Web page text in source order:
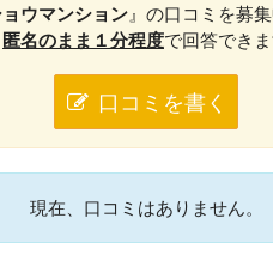
ウマンション』の口コミを募集
匿名のまま１分程度で回答でき
口コミを書く
現在、口コミはありません。